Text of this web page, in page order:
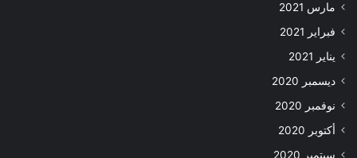
مارس 2021
فبراير 2021
يناير 2021
ديسمبر 2020
نوفمبر 2020
أكتوبر 2020
سبتمبر 2020